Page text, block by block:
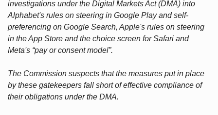
investigations under the Digital Markets Act (DMA) into
Alphabet's rules on steering in Google Play and self-
preferencing on Google Search, Apple's rules on steering
in the App Store and the choice screen for Safari and
Meta's “pay or consent model”.
The Commission suspects that the measures put in place
by these gatekeepers fall short of effective compliance of
their obligations under the DMA.